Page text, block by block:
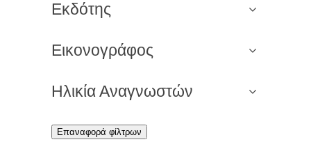
Εκδότης
Εικονογράφος
Ηλικία Αναγνωστών
Επαναφορά φίλτρων